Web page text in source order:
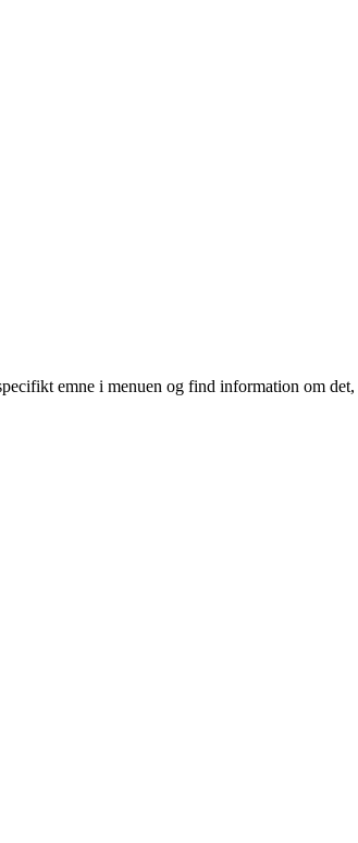
emne i menuen og find information om det,